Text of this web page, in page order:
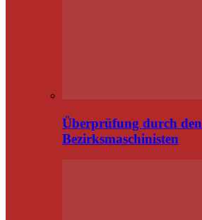
Überprüfung durch den
Bezirksmaschinisten